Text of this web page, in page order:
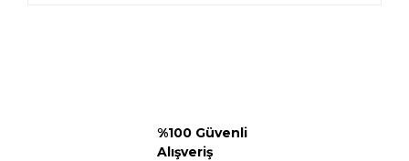
%100 Güvenli
Alışveriş